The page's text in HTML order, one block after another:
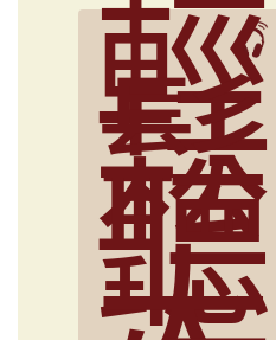
輕
鬆
聽